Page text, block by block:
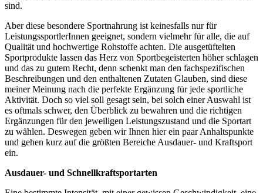
sind.
Aber diese besondere Sportnahrung ist keinesfalls nur für
LeistungssportlerInnen geeignet, sondern vielmehr für alle, die auf
Qualität und hochwertige Rohstoffe achten. Die ausgetüftelten
Sportprodukte lassen das Herz von Sportbegeisterten höher schlagen
und das zu gutem Recht, denn schenkt man den fachspezifischen
Beschreibungen und den enthaltenen Zutaten Glauben, sind diese
meiner Meinung nach die perfekte Ergänzung für jede sportliche
Aktivität. Doch so viel soll gesagt sein, bei solch einer Auswahl ist
es oftmals schwer, den Überblick zu bewahren und die richtigen
Ergänzungen für den jeweiligen Leistungszustand und die Sportart
zu wählen. Deswegen geben wir Ihnen hier ein paar Anhaltspunkte
und gehen kurz auf die größten Bereiche Ausdauer- und Kraftsport
ein.
Ausdauer- und Schnellkraftsportarten